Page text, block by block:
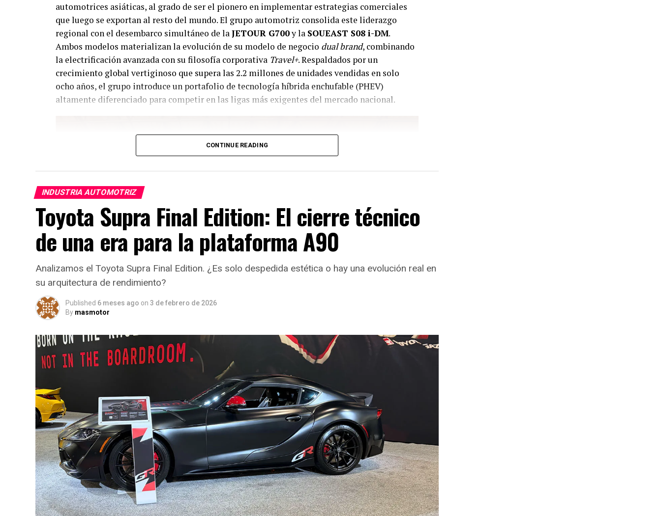
automotrices asiáticas, al grado de ser el pionero en implementar estrategias comerciales
que luego se exportan al resto del mundo. El grupo automotriz consolida este liderazgo
regional con el desembarco simultáneo de laJETOUR G700y la SOUEAST S08 i-DM.
Ambos modelos materializan la evolución de su modelo de negocio dual brand, combinando
la electrificación avanzada con su filosofía corporativa Travel+. Respaldados por un
crecimiento global vertiginoso que supera las 2.2 millones de unidades vendidas en solo
ocho años, el grupo introduce un portafolio de tecnología híbrida enchufable (PHEV)
altamente diferenciado para competir en las ligas más exigentes del mercado nacional.
JETOUR G700: Ingeniería extrema de 892 hp para el Off-Road
Técnicamente, la JETOUR G700 sacude el segmento de las SUVs de aventura al introducir una
configuración mecánica que parece sacada de un hiperauto. Desarrollada sobre la
—un proyecto global que requirió una inversión superior a
los
—, esta SUV de lujo integra un motor térmico de 2.0 litros
turbo acoplado atres motores eléctricos. El resultado es un rendimiento brutal de
y 837 lb-pie de torque, cifras que le permiten catapultar su masa de 0 a 100 km/h en
apenas4.8 segundos.
La gestión de energía y capacidades todoterreno incluye:
Una batería de litio-ferrofosfato (LiFePO4) de 34.13 kWh con certificación de sellado IP68 contra
agua y polvo.
Autonomía 100% eléctrica de 100 km (ciclo WLTC) y un rango combinado que roza los1,300
CONTINUE READING
INDUSTRIA AUTOMOTRIZ
Toyota Supra Final Edition: El cierre técnico
de una era para la plataforma A90
Analizamos el Toyota Supra Final Edition. ¿Es solo despedida estética o hay una evolución real en
su arquitectura de rendimiento?
Published 6 meses ago on 3 de febrero de 2026
By masmotor